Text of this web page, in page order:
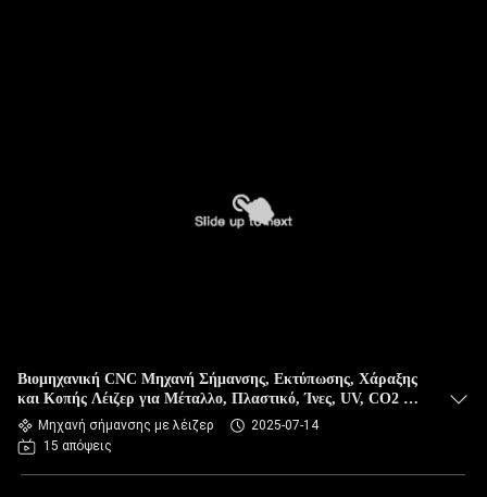
Βιομηχανική CNC Μηχανή Σήμανσης, Εκτύπωσης, Χάραξης
και Κοπής Λέιζερ για Μέταλλο, Πλαστικό, Ίνες, UV, CO2 και
MopaΜηχανή σήμανσης με λέιζερ
2025-07-14
15 απόψεις